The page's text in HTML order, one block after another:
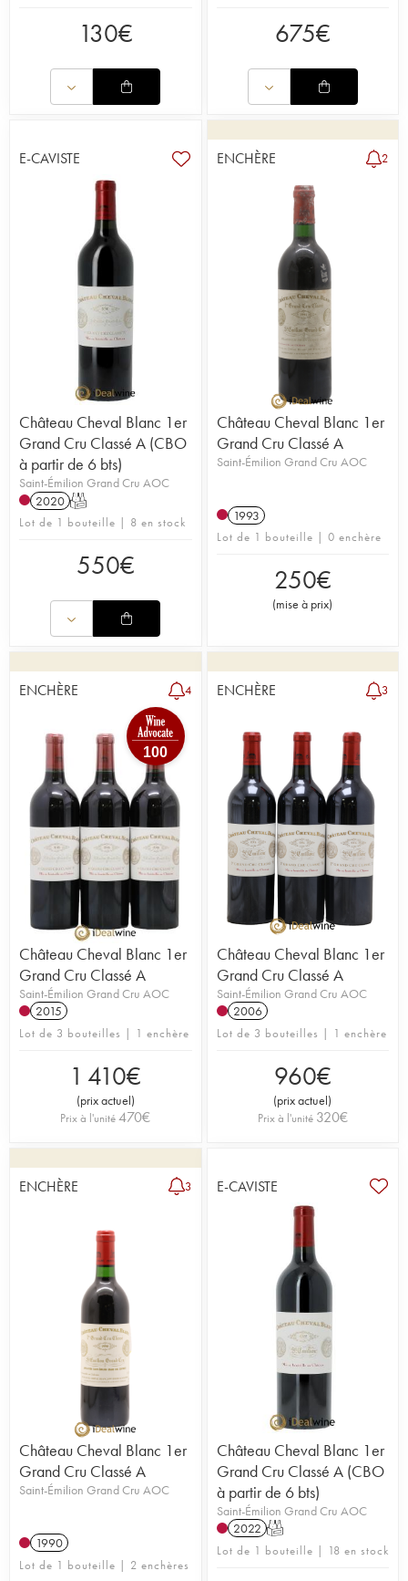
130€ 675€
E-CAVISTE
Château Cheval Blanc 1er
Grand Cru Classé A (CBO
à partir de 6 bts)
Saint-Émilion Grand Cru AOC
2020 T
Lot de 1 bouteille | 8 en stock
550€
ENCHÈRE 2
Château Cheval Blanc 1er
Grand Cru Classé A
Saint-Émilion Grand Cru AOC
1993
Lot de 1 bouteille | 0 enchère
250€
(mise à prix)
ENCHÈRE 4
100
Château Cheval Blanc 1er
Grand Cru Classé A
Saint-Émilion Grand Cru AOC
2015
Lot de 3 bouteilles | 1 enchère
1 410€
(prix actuel)
Prix à l'unité470€
ENCHÈRE 3
Château Cheval Blanc 1er
Grand Cru Classé A
Saint-Émilion Grand Cru AOC
2006
Lot de 3 bouteilles | 1 enchère
960€
(prix actuel)
Prix à l'unité 320€
ENCHÈRE 3
Château Cheval Blanc 1er
Grand Cru Classé A
Saint-Émilion Grand Cru AOC
1990
Lot de 1 bouteille | 2 enchères
E-CAVISTE
Château Cheval Blanc 1er
Grand Cru Classé A (CBO
à partir de 6 bts)
Saint-Émilion Grand Cru AOC
2022 T
Lot de 1 bouteille | 18 en stock